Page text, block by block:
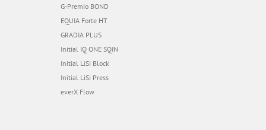
G-Premio BOND
EQUIA Forte HT
GRADIA PLUS
Initial IQ ONE SQIN
Initial LiSi Block
Initial LiSi Press
everX Flow